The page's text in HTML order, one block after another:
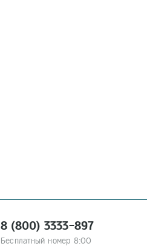
8 (800) 3333-897
Бесплатный номер 8:00